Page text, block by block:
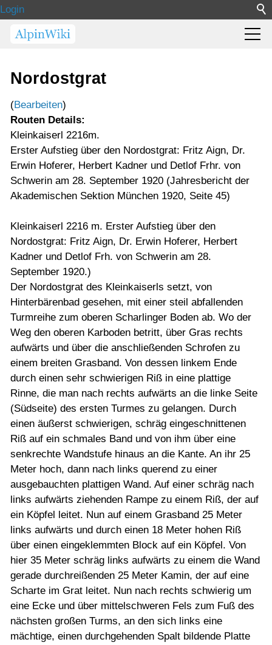
Login
Nordostgrat
(Bearbeiten)
Routen Details:
Kleinkaiserl 2216m.
Erster Aufstieg über den Nordostgrat: Fritz Aign, Dr.
Erwin Hoferer, Herbert Kadner und Detlof Frhr. von
Schwerin am 28. September 1920 (Jahresbericht der
Akademischen Sektion München 1920, Seite 45)
Kleinkaiserl 2216 m. Erster Aufstieg über den
Nordostgrat: Fritz Aign, Dr. Erwin Hoferer, Herbert
Kadner und Detlof Frh. von Schwerin am 28.
September 1920.)
Der Nordostgrat des Kleinkaiserls setzt, von
Hinterbärenbad gesehen, mit einer steil abfallenden
Turmreihe zum oberen Scharlinger Boden ab. Wo der
Weg den oberen Karboden betritt, über Gras rechts
aufwärts und über die anschließenden Schrofen zu
einem breiten Grasband. Von dessen linkem Ende
durch einen sehr schwierigen Riß in eine plattige
Rinne, die man nach rechts aufwärts an die linke Seite
(Südseite) des ersten Turmes zu gelangen. Durch
einen äußerst schwierigen, schräg eingeschnittenen
Riß auf ein schmales Band und von ihm über eine
senkrechte Wandstufe hinaus an die Kante. An ihr 25
Meter hoch, dann nach links querend zu einer
ausgebauchten plattigen Wand. Auf einer schräg nach
links aufwärts ziehenden Rampe zu einem Riß, der auf
ein Köpfel leitet. Nun auf einem Grasband 25 Meter
links aufwärts und durch einen 18 Meter hohen Riß
über einen eingeklemmten Block auf ein Köpfel. Von
hier 35 Meter schräg links aufwärts zu einem die Wand
gerade durchreißenden 25 Meter Kamin, der auf eine
Scharte im Grat leitet. Nun nach rechts schwierig um
eine Ecke und über mittelschweren Fels zum Fuß des
nächsten großen Turms, an den sich links eine
mächtige, einen durchgehenden Spalt bildende Platte